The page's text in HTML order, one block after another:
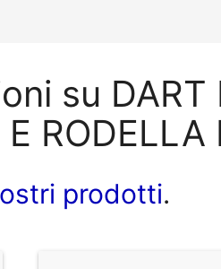
su DART
RODELLA
prodotti.